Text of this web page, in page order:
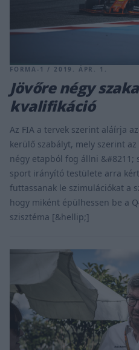
FORMA-1 / 2019. ÁPR. 1.
Jövőre négy
kvalifikáció
Az FIA a tervek szerint aláírja
kerülő szabályt, mely szerint
négy etapból fog állni &#8211;
sport irányító testülete arra
futtassanak le szimulációkat a
hogy miként épülhessen be a
szisztéma [&hellip;]